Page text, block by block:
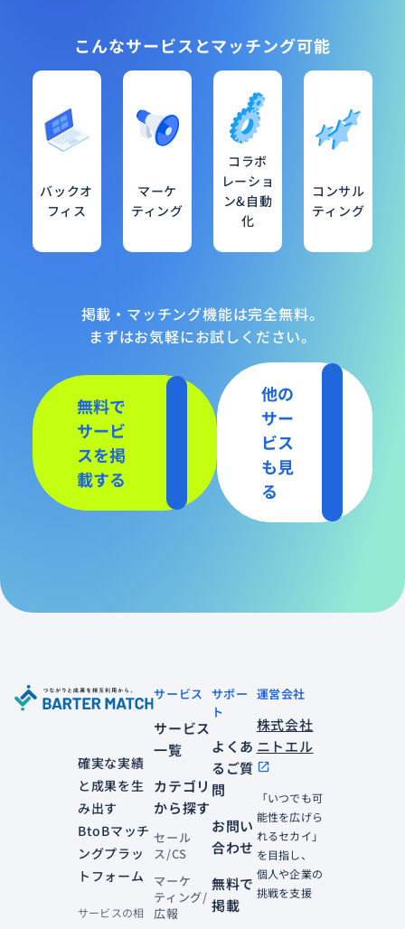
こんなサービスとマッチング可能
バックオ
フィス
マーケ
ティング
コラボ
レーショ
ン&自動
化
コンサル
ティング
掲載・マッチング機能は完全無料。
まずはお気軽にお試しください。
無料で
サービ
スを掲
載する
他の
サー
ビス
も見
る
確実な実績
と成果を生
み出す
BtoBマッチ
ングプラッ
トフォーム
サービスの相
サービス
サービス
一覧
カテゴリ
から探す
セール
ス/CS
マーケ
ティング/
広報
サポー
ト
よくあ
るご質
問
お問い
合わせ
無料で
掲載
運営会社
株式会社
ニトエル
open_in_new
「いつでも可
能性を広げら
れるセカイ」
を目指し、
個人や企業の
挑戦を支援